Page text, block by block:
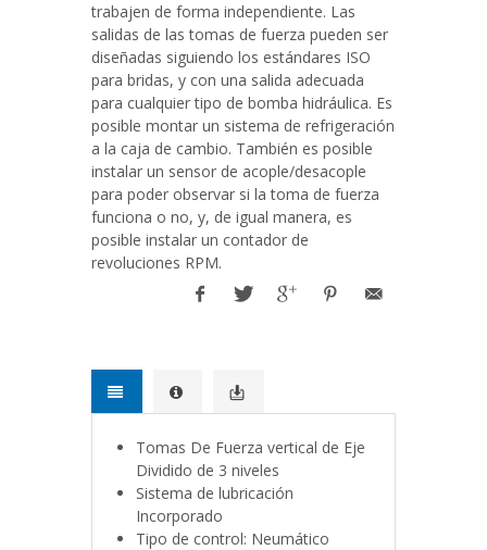
trabajen de forma independiente. Las
salidas de las tomas de fuerza pueden ser
diseñadas siguiendo los estándares ISO
para bridas, y con una salida adecuada
para cualquier tipo de bomba hidráulica. Es
posible montar un sistema de refrigeración
a la caja de cambio. También es posible
instalar un sensor de acople/desacople
para poder observar si la toma de fuerza
funciona o no, y, de igual manera, es
posible instalar un contador de
revoluciones RPM.
Tomas De Fuerza vertical de Eje
Dividido de 3 niveles
Sistema de lubricación
Incorporado
Tipo de control: Neumático